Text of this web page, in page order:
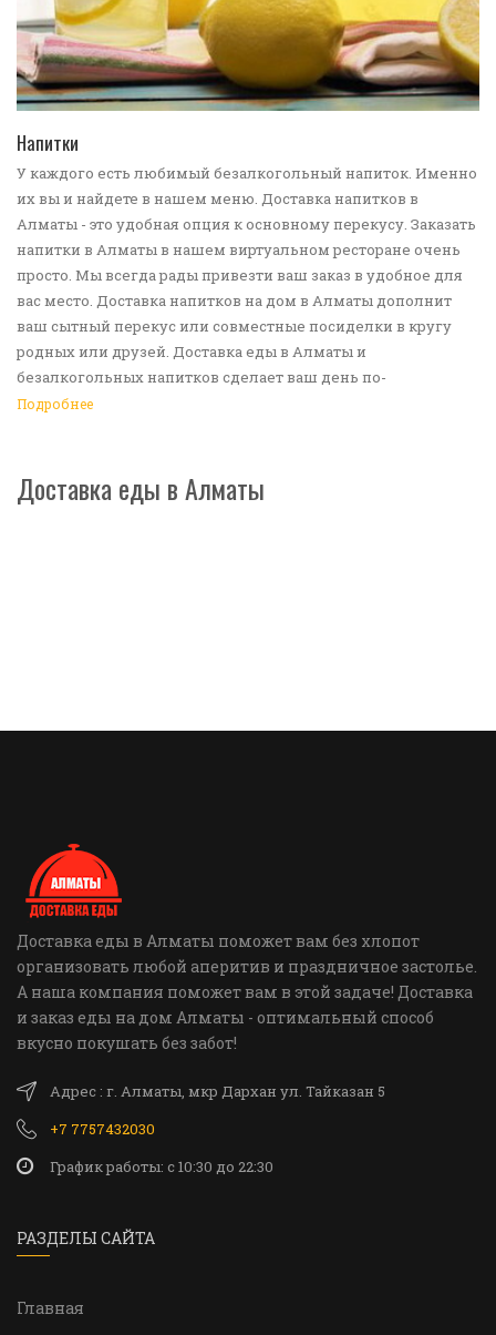
Напитки
У каждого есть любимый безалкогольный напиток. Именно
их вы и найдете в нашем меню. Доставка напитков в
Алматы - это удобная опция к основному перекусу. Заказать
напитки в Алматы в нашем виртуальном ресторане очень
просто. Мы всегда рады привезти ваш заказ в удобное для
вас место. Доставка напитков на дом в Алматы дополнит
ваш сытный перекус или совместные посиделки в кругу
родных или друзей. Доставка еды в Алматы и
безалкогольных напитков сделает ваш день по-
настоящему ярким и беззаботным. Обращайтесь к нам за
Подробнее
Доставка еды в Алматы
Доставка еды в Алматы поможет вам без хлопот
организовать любой аперитив и праздничное застолье.
А наша компания поможет вам в этой задаче! Доставка
и заказ еды на дом Алматы - оптимальный способ
вкусно покушать без забот!
Адрес : г. Алматы, мкр Дархан ул. Тайказан 5
+7 7757432030
График работы: c 10:30 до 22:30
РАЗДЕЛЫ САЙТА
Главная